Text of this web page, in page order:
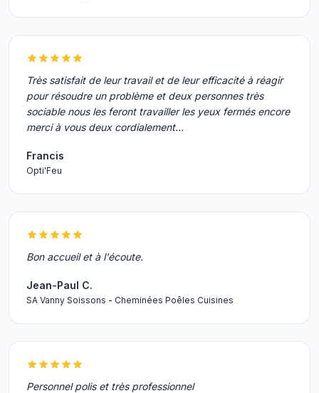
Très satisfait de leur travail et de leur efficacité à réagir
pour résoudre un problème et deux personnes très
sociable nous les feront travailler les yeux fermés encore
merci à vous deux cordialement…
Francis
Opti'Feu
Bon accueil et à l'écoute.
Jean-Paul C.
SA Vanny Soissons - Cheminées Poêles Cuisines
Personnel polis et très professionnel